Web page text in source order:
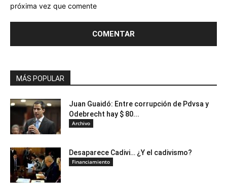
próxima vez que comente
MÁS POPULAR
Juan Guaidó: Entre corrupción de Pdvsa y
Odebrecht hay $ 80...
Archivo
Desaparece Cadivi… ¿Y el cadivismo?
Financiamiento